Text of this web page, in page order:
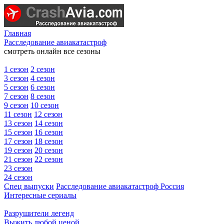
Главная
Расследование авиакатастроф
смотреть онлайн все сезоны
1 сезон 2 сезон
3 сезон 4 сезон
5 сезон 6 сезон
7 сезон 8 сезон
9 сезон 10 сезон
11 сезон 12 сезон
13 сезон 14 сезон
15 сезон 16 сезон
17 сезон 18 сезон
19 сезон 20 сезон
21 сезон 22 сезон
23 сезон
24 сезон
Спец выпуски Расследование авиакатастроф Россия
Интересные сериалы
Разрушители легенд
Выжить любой ценой